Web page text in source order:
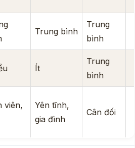
Trung bình
Trung
bình
Ít
Trung
bình
viên,
Yên tĩnh,
gia đình
Cân đối